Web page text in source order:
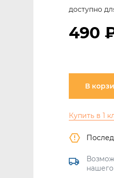
доступно
490
В
Купить в 1